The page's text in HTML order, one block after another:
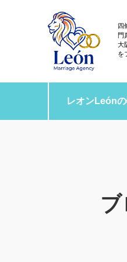
四
門
大
を
レオンLeón